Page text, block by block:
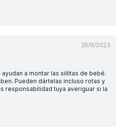
25/8/2023
ayudan a montar las sillitas de bebé.
Pueden dártelas incluso rotas y
responsabilidad tuya averiguar si la